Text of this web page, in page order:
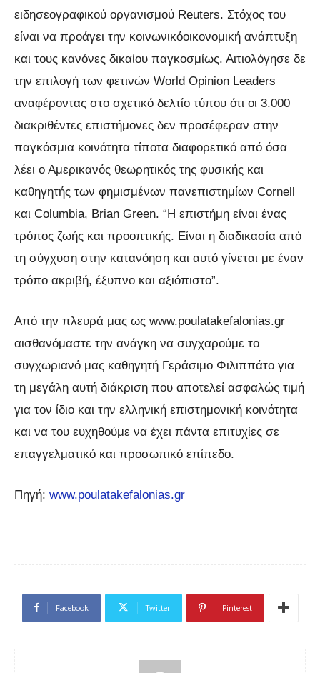
ειδησεογραφικού οργανισμού Reuters. Στόχος του
είναι να προάγει την κοινωνικόοικονομική ανάπτυξη
και τους κανόνες δικαίου παγκοσμίως. Αιτιολόγησε δε
την επιλογή των φετινών World Opinion Leaders
αναφέροντας στο σχετικό δελτίο τύπου ότι οι 3.000
διακριθέντες επιστήμονες δεν προσέφεραν στην
παγκόσμια κοινότητα τίποτα διαφορετικό από όσα
λέει ο Αμερικανός θεωρητικός της φυσικής και
καθηγητής των φημισμένων πανεπιστημίων Cornell
και Columbia, Brian Green. “Η επιστήμη είναι ένας
τρόπος ζωής και προοπτικής. Είναι η διαδικασία από
τη σύγχυση στην κατανόηση και αυτό γίνεται με έναν
τρόπο ακριβή, έξυπνο και αξιόπιστο”.
Από την πλευρά μας ως www.poulatakefalonias.gr
αισθανόμαστε την ανάγκη να συγχαρούμε το
συγχωριανό μας καθηγητή Γεράσιμο Φιλιππάτο για
τη μεγάλη αυτή διάκριση που αποτελεί ασφαλώς τιμή
για τον ίδιο και την ελληνική επιστημονική κοινότητα
και να του ευχηθούμε να έχει πάντα επιτυχίες σε
επαγγελματικό και προσωπικό επίπεδο.
Πηγή: www.poulatakefalonias.gr
Facebook Twitter Pinterest